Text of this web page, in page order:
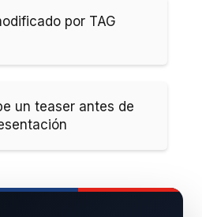
por TAG
un teaser antes de